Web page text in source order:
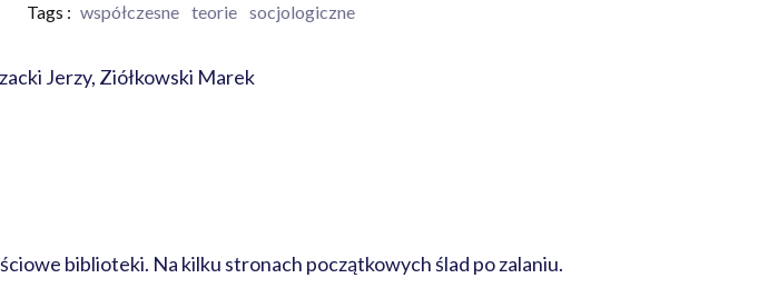
Tags : współczesne teorie socjologiczne
Jerzy, Ziółkowski Marek
biblioteki. Na kilku stronach początkowych ślad po zalaniu.